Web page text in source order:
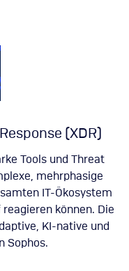
(XDR)
Tools und Threat
mehrphasige
IT-Ökosystem
können. Die
KI-native und
Sophos.